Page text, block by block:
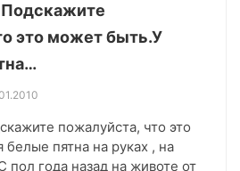
Подскажите
это может быть.У
пожалуйста, что это
пятна на руках , на
пол года назад на животе от